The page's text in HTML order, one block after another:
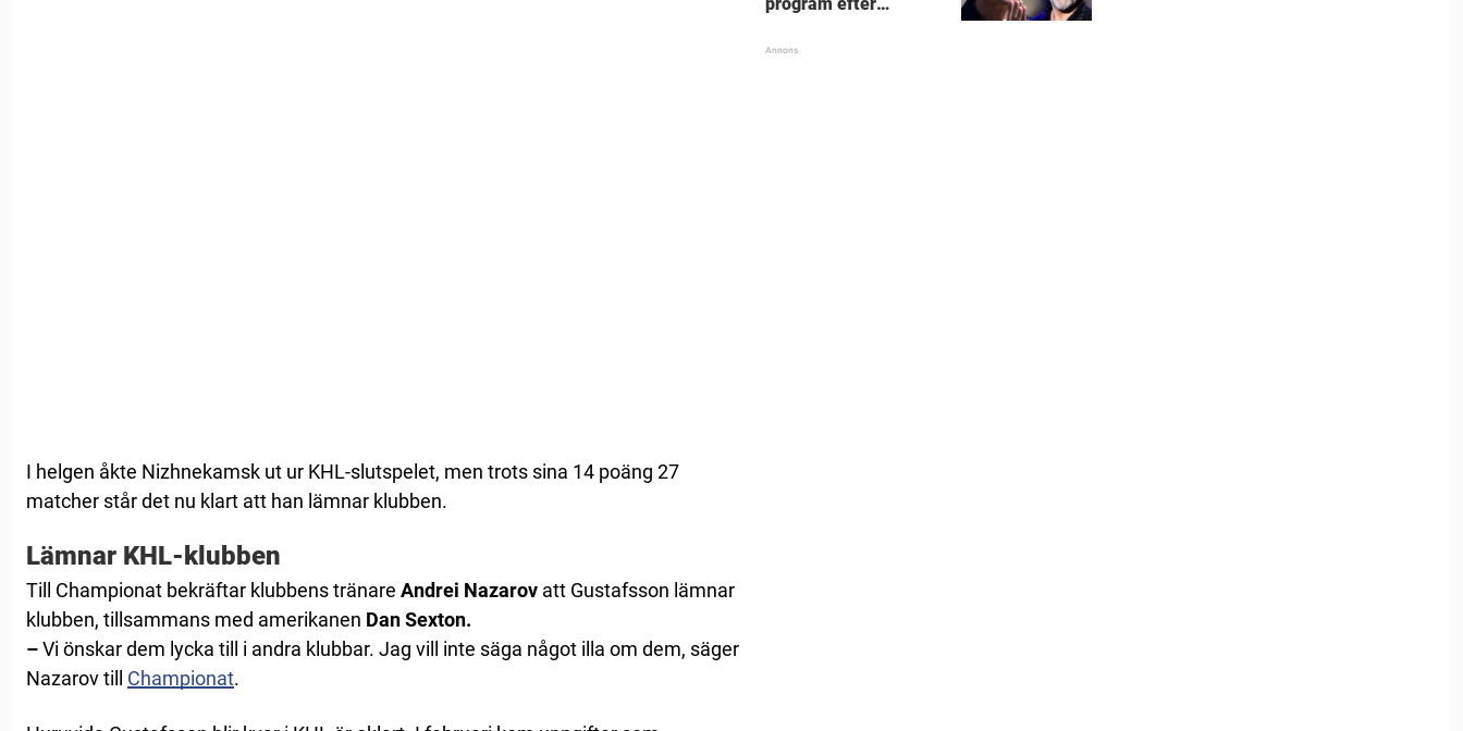
I helgen åkte Nizhnekamsk ut ur KHL-slutspelet, men trots sina 14 poäng 27
matcher står det nu klart att han lämnar klubben.
Lämnar KHL-klubben
Till Championat bekräftar klubbens tränare Andrei Nazarov att Gustafsson lämnar
klubben, tillsammans med amerikanen Dan Sexton.
–Vi önskar dem lycka till i andra klubbar. Jag vill inte säga något illa om dem, säger
Nazarov till Championat.